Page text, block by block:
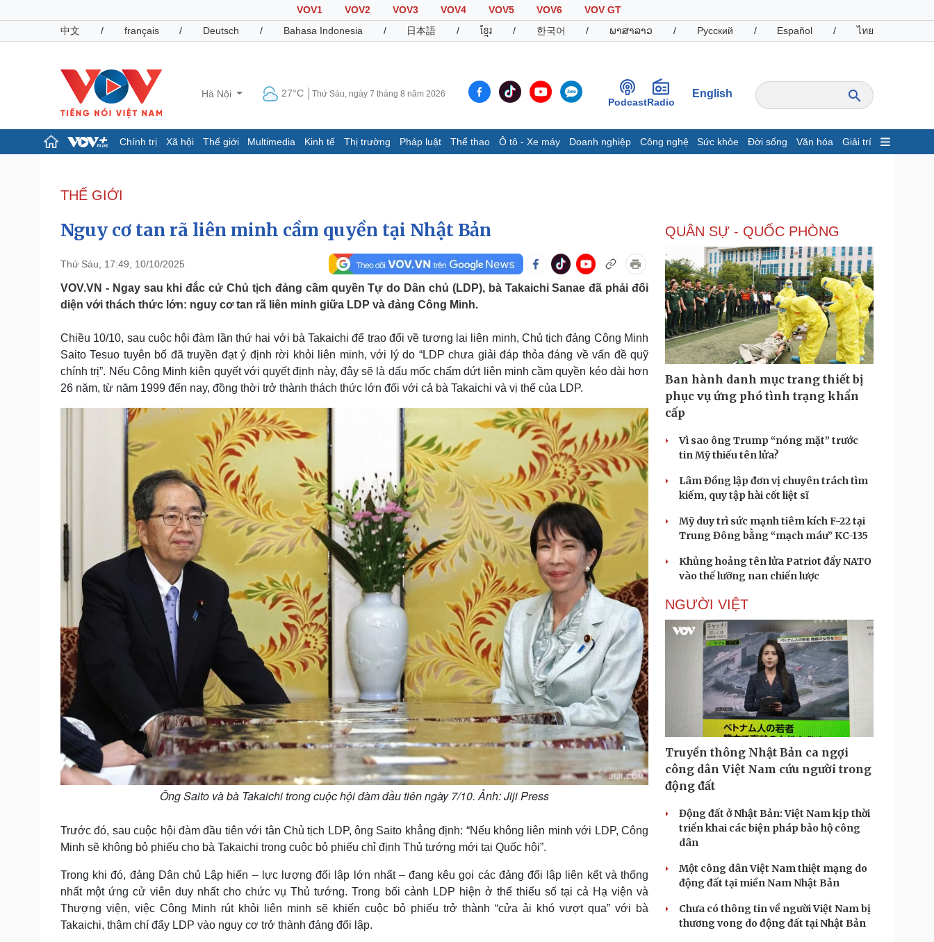
VOV1 VOV2 VOV3 VOV4 VOV5 VOV6
VOV GT
中文
/ français / Deutsch / Bahasa Indonesia / 日本語 / ខ្មែរ / 한국어 / ພາສາລາວ / Русский / Español / ไทย
Hà Nội 27°C Thứ Sáu, ngày 7 tháng 8 năm 2026
PodcastRadio
English
Chính trị Xã hội Thế giới Multimedia Kinh tế Thị trường Pháp luật Thể thao Ô tô - Xe máy Doanh nghiệp Công nghệ Sức khỏe Đời sống Văn hóa Giải trí
Đảng
Tổ chức nhân sự
Nhận diện sự thật
Dấu ấn VOV
Hồ sơ
Infographic
Chứng khoán
Giá cà phê
Pháp luật
Vụ án
Tư vấn luật
Quân sự - Quốc phòng
Vũ khí
Phân tích
Thể thao
Bóng đá
Thế giới thể thao
eSports
Hậu trường
Ô tô - Xe máy
Tư vấn
Doanh nghiệp
Thông tin doanh nghiệp
Doanh nghiệp 24h
Doanh nhân
Vì cộng đồng
Công nghệ
Sành điệu
Tin Công nghệ
Trải nghiệm
Chuyển đổi số
Sức khỏe
Sản phụ khoa
Làm đẹp - giảm cân
Phòng mạch online
Ăn sạch sống khỏe
Đời sống
Blog
Tình yêu - Gia đình
Văn hóa
Giải trí
Thời trang
Sao Việt
Săn Tour
check-in
Podcast
Câu chuyện thời sự
Cửa sổ tình yêu
Kể chuyện cho bé
Cải chính
THẾ GIỚI
Nguy cơ tan rã liên minh cầm quyền tại Nhật Bản
Thứ Sáu, 17:49, 10/10/2025
VOV.VN - Ngay sau khi đắc cử Chủ tịch đảng cầm quyền Tự do Dân chủ (LDP), bà Takaichi Sanae đã phải đối
diện với thách thức lớn: nguy cơ tan rã liên minh giữa LDP và đảng Công Minh.
Chiều 10/10, sau cuộc hội đàm lần thứ hai với bà Takaichi để trao đổi về tương lai liên minh, Chủ tịch đảng Công Minh
Saito Tesuo tuyên bố đã truyền đạt ý định rời khỏi liên minh, với lý do “LDP chưa giải đáp thỏa đáng về vấn đề quỹ
chính trị”. Nếu Công Minh kiên quyết với quyết định này, đây sẽ là dấu mốc chấm dứt liên minh cầm quyền kéo dài hơn
26 năm, từ năm 1999 đến nay, đồng thời trở thành thách thức lớn đối với cả bà Takaichi và vị thế của LDP.
Ông Saito và bà Takaichi trong cuộc hội đàm đầu tiên ngày 7/10. Ảnh: Jiji Press
Trước đó, sau cuộc hội đàm đầu tiên với tân Chủ tịch LDP, ông Saito khẳng định: “Nếu không liên minh với LDP, Công
Minh sẽ không bỏ phiếu cho bà Takaichi trong cuộc bỏ phiếu chỉ định Thủ tướng mới tại Quốc hội”.
Trong khi đó, đảng Dân chủ Lập hiến – lực lượng đối lập lớn nhất – đang kêu gọi các đảng đối lập liên kết và thống
nhất một ứng cử viên duy nhất cho chức vụ Thủ tướng. Trong bối cảnh LDP hiện ở thế thiểu số tại cả Hạ viện và
Thượng viện, việc Công Minh rút khỏi liên minh sẽ khiến cuộc bỏ phiếu trở thành “cửa ải khó vượt qua” với bà
Takaichi, thậm chí đẩy LDP vào nguy cơ trở thành đảng đối lập.
QUÂN SỰ - QUỐC PHÒNG
Ban hành danh mục trang thiết bị
phục vụ ứng phó tình trạng khẩn
cấp
Vì sao ông Trump “nóng mặt” trước
tin Mỹ thiếu tên lửa?
Lâm Đồng lập đơn vị chuyên trách tìm
kiếm, quy tập hài cốt liệt sĩ
Mỹ duy trì sức mạnh tiêm kích F-22 tại
Trung Đông bằng “mạch máu” KC-135
Khủng hoảng tên lửa Patriot đẩy NATO
vào thế lưỡng nan chiến lược
NGƯỜI VIỆT
Truyền thông Nhật Bản ca ngợi
công dân Việt Nam cứu người trong
động đất
Động đất ở Nhật Bản: Việt Nam kịp thời
triển khai các biện pháp bảo hộ công
dân
Một công dân Việt Nam thiệt mạng do
động đất tại miền Nam Nhật Bản
Chưa có thông tin về người Việt Nam bị
thương vong do động đất tại Nhật Bản